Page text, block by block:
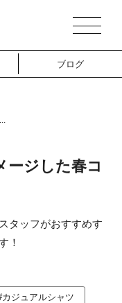
ブログ
ージした春コ
タッフがおすすめす
！
カジュアルシャツ